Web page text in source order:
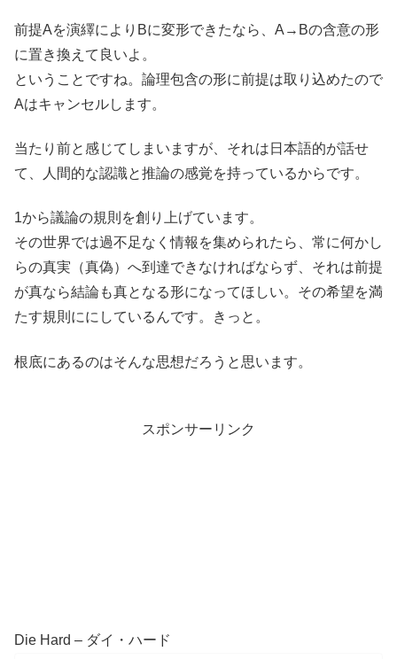
前提Aを演繹によりBに変形できたなら、A→Bの含意の形
に置き換えて良いよ。
ということですね。論理包含の形に前提は取り込めたので
Aはキャンセルします。
当たり前と感じてしまいますが、それは日本語的が話せ
て、人間的な認識と推論の感覚を持っているからです。
1から議論の規則を創り上げています。
その世界では過不足なく情報を集められたら、常に何かし
らの真実（真偽）へ到達できなければならず、それは前提
が真なら結論も真となる形になってほしい。その希望を満
たす規則ににしているんです。きっと。
根底にあるのはそんな思想だろうと思います。
スポンサーリンク
Die Hard – ダイ・ハード